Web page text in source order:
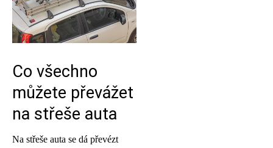
Co všechno
můžete převážet
na střeše auta
Na střeše auta se dá převézt